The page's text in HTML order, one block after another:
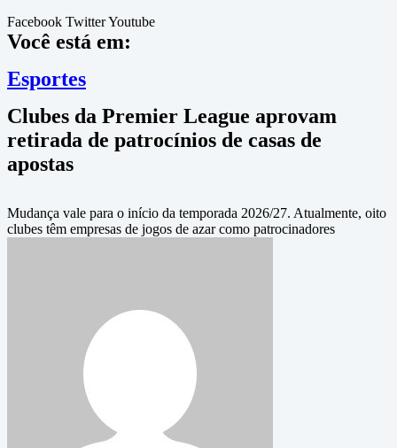
Facebook TwitterYoutube
Você está em:
Esportes
Clubes da Premier League aprovam
retirada de patrocínios de casas de
apostas
Mudança vale para o início da temporada 2026/27. Atualmente, oito
clubes têm empresas de jogos de azar como patrocinadores